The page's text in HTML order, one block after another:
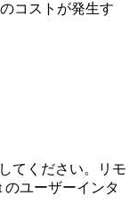
コストが発生す
てください。リモ
のユーザーインタ